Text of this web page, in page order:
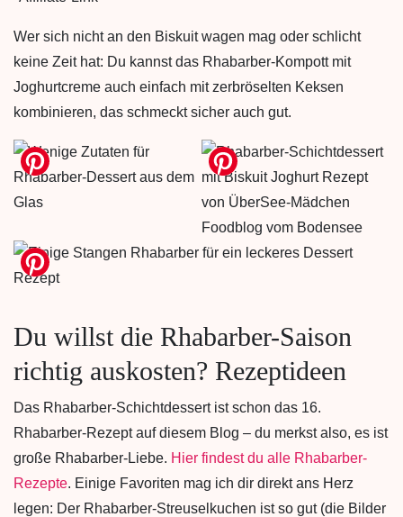
Wer sich nicht an den Biskuit wagen mag oder schlicht
keine Zeit hat: Du kannst das Rhabarber-Kompott mit
Joghurtcreme auch einfach mit zerbröselten Keksen
kombinieren, das schmeckt sicher auch gut.
Du willst die Rhabarber-Saison
richtig auskosten? Rezeptideen
Das Rhabarber-Schichtdessert ist schon das 16.
Rhabarber-Rezept auf diesem Blog – du merkst also, es ist
große Rhabarber-Liebe. Hier findest du alle Rhabarber-
Rezepte. Einige Favoriten mag ich dir direkt ans Herz
legen: Der Rhabarber-Streuselkuchen ist so gut (die Bilder